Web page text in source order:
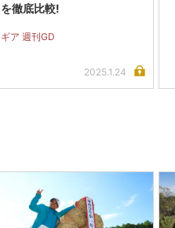
を徹底比較!
ギア 週刊GD
2025.1.24